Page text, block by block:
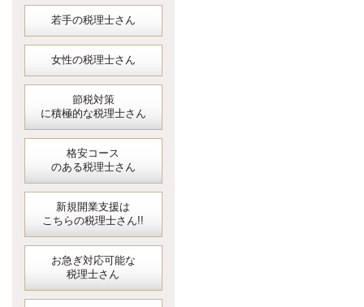
若手の税理士さん
女性の税理士さん
節税対策
に積極的な税理士さん
格安コース
のある税理士さん
新規開業支援は
こちらの税理士さん!!
お急ぎ対応可能な
税理士さん